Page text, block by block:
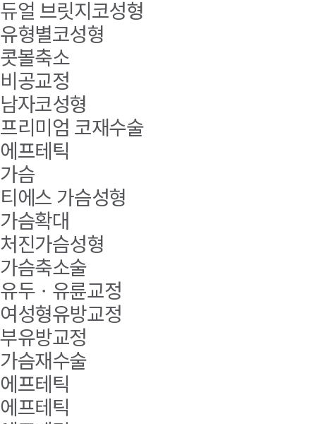
듀얼 브릿지코성형
유형별코성형
콧볼축소
비공교정
남자코성형
프리미엄 코재수술
에프테틱
가슴
티에스 가슴성형
가슴확대
처진가슴성형
가슴축소술
유두ㆍ유륜교정
여성형유방교정
부유방교정
가슴재수술
에프테틱
에프테틱